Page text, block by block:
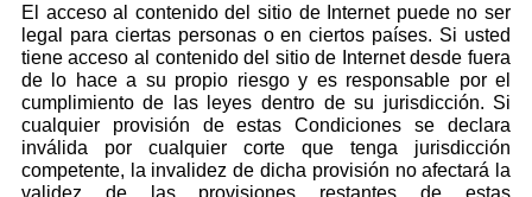
El acceso al contenido del sitio de Internet puede no ser
legal para ciertas personas o en ciertos países. Si usted
tiene acceso al contenido del sitio de Internet desde fuera
de lo hace a su propio riesgo y es responsable por el
cumplimiento de las leyes dentro de su jurisdicción. Si
cualquier provisión de estas Condiciones se declara
inválida por cualquier corte que tenga jurisdicción
competente, la invalidez de dicha provisión no afectará la
validez de las provisiones restantes de estas